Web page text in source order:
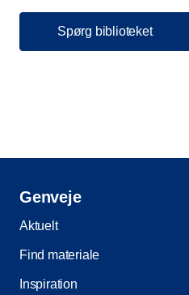
Spørg biblioteket
Genveje
Aktuelt
Find materiale
Inspiration